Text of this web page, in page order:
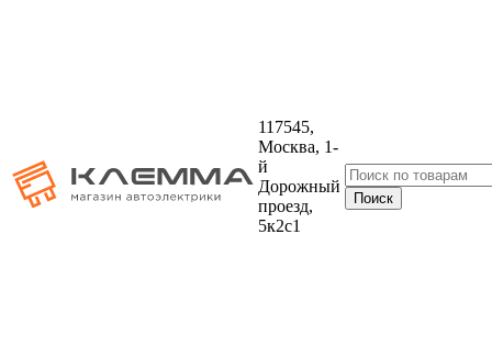
117545,
Москва, 1-
й
Дорожный
проезд,
5к2с1